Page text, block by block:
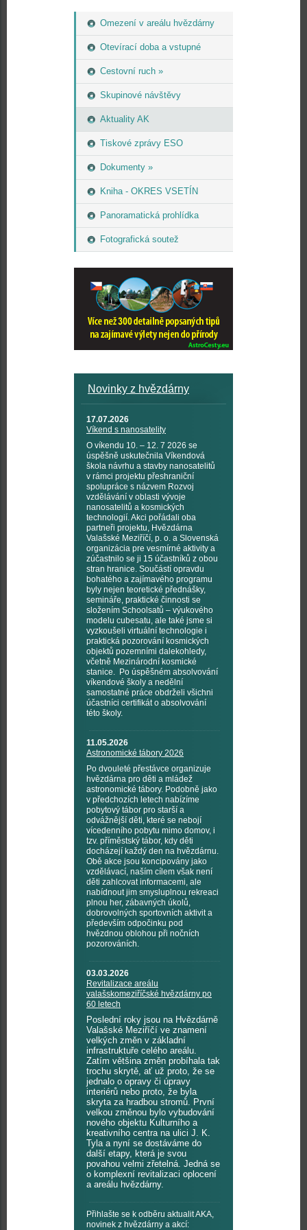
Omezení v areálu hvězdárny
Otevírací doba a vstupné
Cestovní ruch »
Skupinové návštěvy
Aktuality AK
Tiskové zprávy ESO
Dokumenty »
Kniha - OKRES VSETÍN
Panoramatická prohlídka
Fotografická soutež
Novinky z hvězdárny
17.07.2026
Víkend s nanosatelity
O víkendu 10. – 12. 7 2026 se
úspěšně uskutečnila Víkendová
škola návrhu a stavby nanosatelitů
v rámci projektu přeshraniční
spolupráce s názvem Rozvoj
vzdělávání v oblasti vývoje
nanosatelitů a kosmických
technologií. Akci pořádali oba
partneři projektu, Hvězdárna
Valašské Meziříčí, p. o. a Slovenská
organizácia pre vesmírné aktivity a
zúčastnilo se ji 15 účastníků z obou
stran hranice. Součástí opravdu
bohatého a zajímavého programu
byly nejen teoretické přednášky,
semináře, praktické činnosti se
složením Schoolsatů – výukového
modelu cubesatu, ale také jsme si
vyzkoušeli virtuální technologie i
praktická pozorování kosmických
objektů pozemními dalekohledy,
včetně Mezinárodní kosmické
stanice. Po úspěšném absolvování
víkendové školy a nedělní
samostatné práce obdrželi všichni
účastníci certifikát o absolvování
této školy.
11.05.2026
Astronomické tábory 2026
Po dvouleté přestávce organizuje
hvězdárna pro děti a mládež
astronomické tábory. Podobně jako
v předchozích letech nabízíme
pobytový tábor pro starší a
odvážnější děti, které se nebojí
vícedenního pobytu mimo domov, i
tzv. příměstský tábor, kdy děti
docházejí každý den na hvězdárnu.
Obě akce jsou koncipovány jako
vzdělávací, naším cílem však není
děti zahlcovat informacemi, ale
nabídnout jim smysluplnou rekreaci
plnou her, zábavných úkolů,
dobrovolných sportovních aktivit a
především odpočinku pod
hvězdnou oblohou při nočních
pozorováních.
03.03.2026
Revitalizace areálu
valašskomeziříčské hvězdárny po
60 letech
Poslední roky jsou na Hvězdárně
Valašské Meziříčí ve znamení
velkých změn v základní
infrastruktuře celého areálu.
Zatím většina změn probíhala tak
trochu skrytě, ať už proto, že se
jednalo o opravy či úpravy
interiérů nebo proto, že byla
skryta za hradbou stromů. První
velkou změnou bylo vybudování
nového objektu Kulturního a
kreativního centra na ulici J. K.
Tyla a nyní se dostáváme do
další etapy, která je svou
povahou velmi zřetelná. Jedná se
o komplexní revitalizaci oplocení
a areálu hvězdárny.
Přihlašte se k odběru aktualit AKA,
novinek z hvězdárny a akcí: